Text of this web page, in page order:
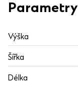
Parametry
Výška
Šířka
Délka